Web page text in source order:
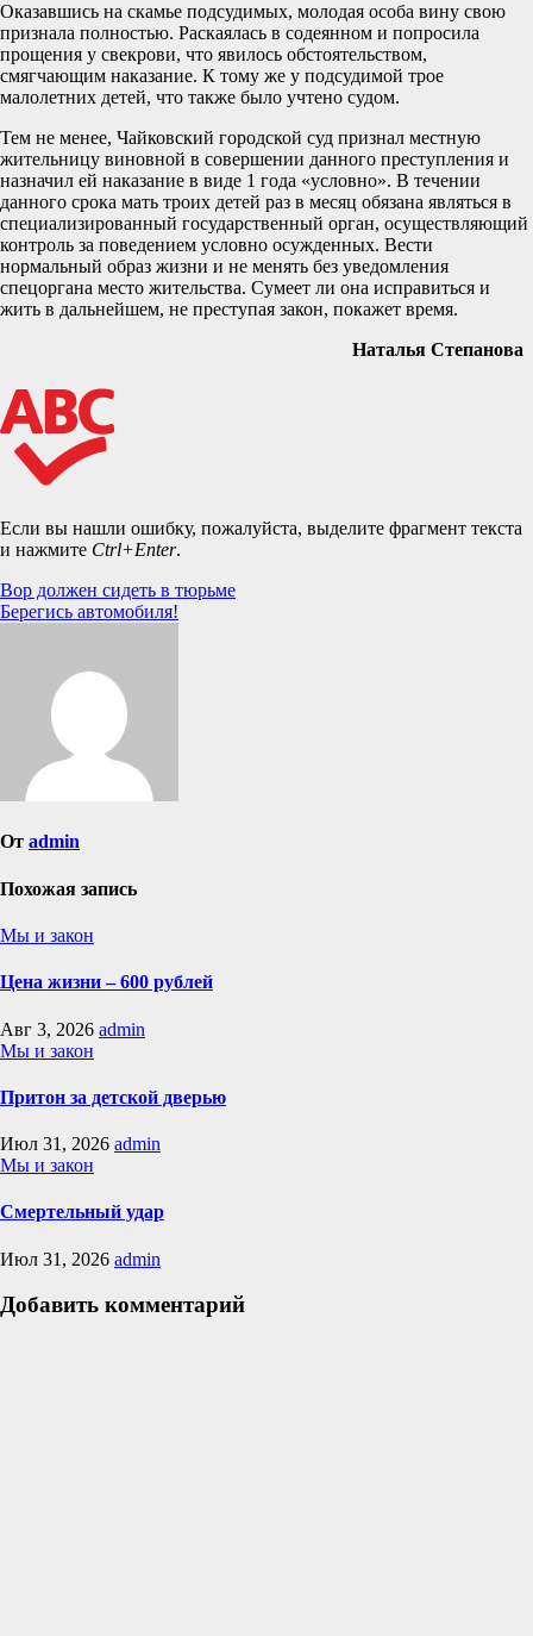
Оказавшись на скамье подсудимых, молодая особа вину свою
признала полностью. Раскаялась в содеянном и попросила
прощения у свекрови, что явилось обстоятельством,
смягчающим наказание. К тому же у подсудимой трое
малолетних детей, что также было учтено судом.
Тем не менее, Чайковский городской суд признал местную
жительницу виновной в совершении данного преступления и
назначил ей наказание в виде 1 года «условно». В течении
данного срока мать троих детей раз в месяц обязана являться в
специализированный государственный орган, осуществляющий
контроль за поведением условно осужденных. Вести
нормальный образ жизни и не менять без уведомления
спецоргана место жительства. Сумеет ли она исправиться и
жить в дальнейшем, не преступая закон, покажет время.
Наталья Степанова
Если вы нашли ошибку, пожалуйста, выделите фрагмент текста
и нажмите Ctrl+Enter.
Навигация
по
Вор должен сидеть в тюрьме
Берегись автомобиля!
От admin
Похожая запись
Мы и закон
Цена жизни – 600 рублей
Авг 3, 2026 admin
Мы и закон
Притон за детской дверью
Июл 31, 2026 admin
Мы и закон
Смертельный удар
Июл 31, 2026 admin
Добавить комментарий